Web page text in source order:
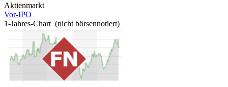
Aktienmarkt
Vor-IPO
1-Jahres-Chart (nicht börsennotiert)